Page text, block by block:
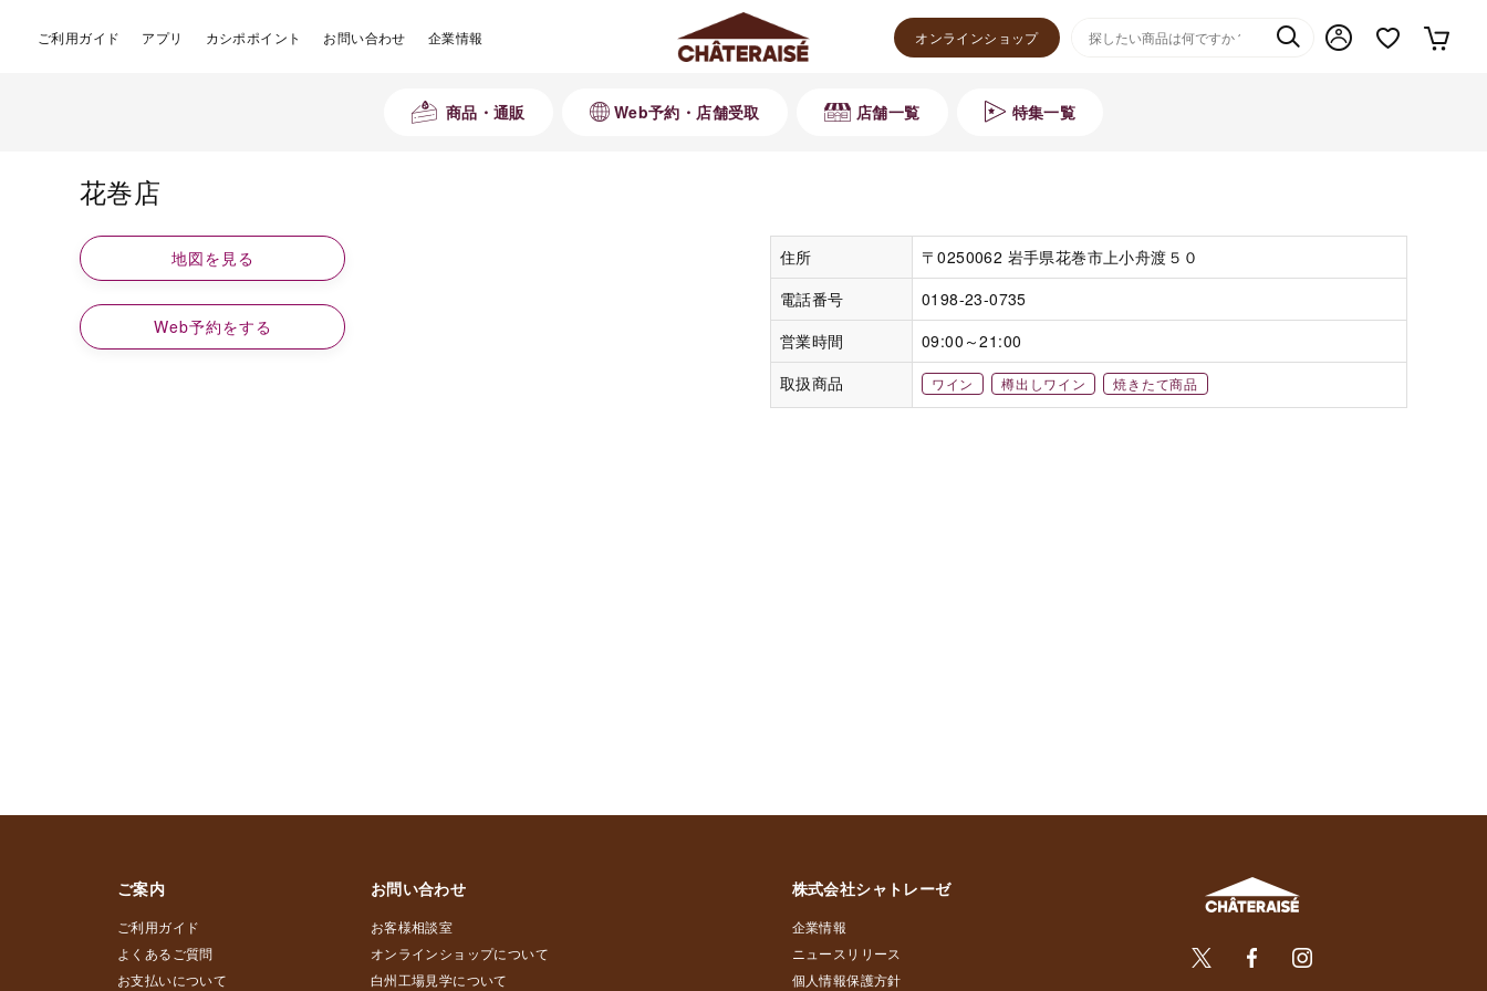
ご利用ガイド アプリ カシポポイント お問い合わせ 企業情報 オンラインショップ
商品・通販 Web予約・店舗受取 店舗一覧 特集一覧
花巻店
住所
〒0250062 岩手県花巻市上小舟渡５０
電話番号
0198-23-0735
営業時間
09:00～21:00
取扱商品
ワイン 樽出しワイン 焼きたて商品
地図を見る
Web予約をする
ご案内
ご利用ガイド
よくあるご質問
お支払いについて
お問い合わせ
お客様相談室
オンラインショップについて
白州工場見学について
株式会社シャトレーゼ
企業情報
ニュースリリース
個人情報保護方針